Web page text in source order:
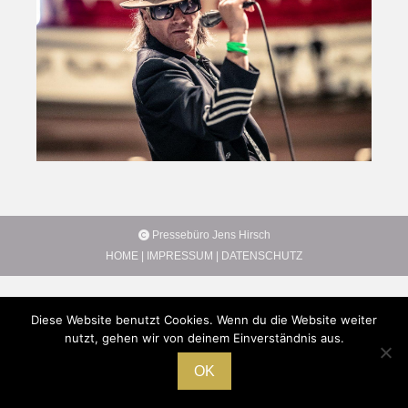
Pressebüro Jens Hirsch
HOME
IMPRESSUM DATENSCHUTZ
Diese Website benutzt Cookies. Wenn du die Website weiter
nutzt, gehen wir von deinem Einverständnis aus.
OK